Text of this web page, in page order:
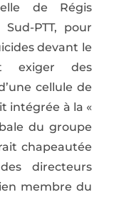
de Régis
PTT, pour
devant le
exiger des
cellule de
intégrée à la «
du groupe
chapeautée
directeurs
membre du